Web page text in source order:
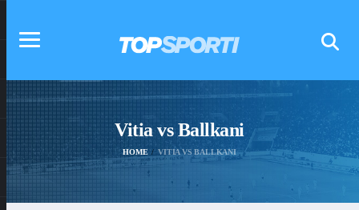
Vitia vs Ballkani
HOME VITIA VS BALLKANI